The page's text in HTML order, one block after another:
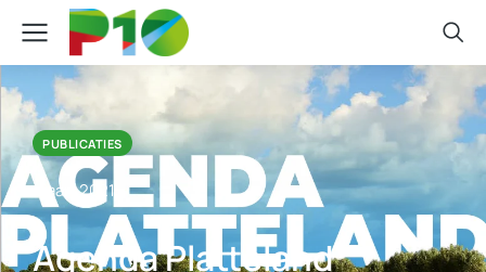
PUBLICATIES
maart 2021
Agenda Platteland